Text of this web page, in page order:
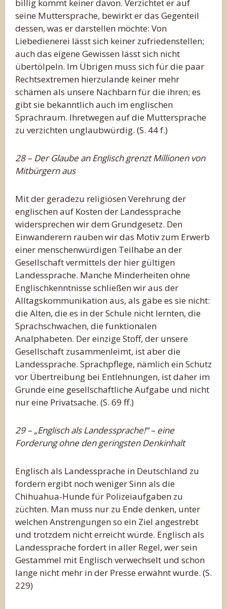
billig kommt keiner davon. Verzichtet er auf
seine Muttersprache, bewirkt er das Gegenteil
dessen, was er darstellen möchte: Von
Liebedienerei lässt sich keiner zufriedenstellen;
auch das eigene Gewissen lässt sich nicht
übertölpeln. Im Übrigen muss sich für die paar
Rechtsextremen hierzulande keiner mehr
schämen als unsere Nachbarn für die ihren; es
gibt sie bekanntlich auch im englischen
Sprachraum. Ihretwegen auf die Muttersprache
zu verzichten unglaubwürdig. (S. 44 f.)
28 – Der Glaube an Englisch grenzt Millionen von
Mitbürgern aus
Mit der geradezu religiösen Verehrung der
englischen auf Kosten der Landessprache
widersprechen wir dem Grundgesetz. Den
Einwanderern rauben wir das Motiv zum Erwerb
einer menschenwürdigen Teilhabe an der
Gesellschaft vermittels der hier gültigen
Landessprache. Manche Minderheiten ohne
Englischkenntnisse schließen wir aus der
Alltagskommunikation aus, als gäbe es sie nicht:
die Alten, die es in der Schule nicht lernten, die
Sprachschwachen, die funktionalen
Analphabeten. Der einzige Stoff, der unsere
Gesellschaft zusammenleimt, ist aber die
Landessprache. Sprachpflege, nämlich ein Schutz
vor Übertreibung bei Entlehnungen, ist daher im
Grunde eine gesellschaftliche Aufgabe und nicht
nur eine Privatsache. (S. 69 ff.)
29 – „Englisch als Landessprache!“ – eine
Forderung ohne den geringsten Denkinhalt
Englisch als Landessprache in Deutschland zu
fordern ergibt noch weniger Sinn als die
Chihuahua-Hunde für Polizeiaufgaben zu
züchten. Man muss nur zu Ende denken, unter
welchen Anstrengungen so ein Ziel angestrebt
und trotzdem nicht erreicht würde. Englisch als
Landessprache fordert in aller Regel, wer sein
Gestammel mit Englisch verwechselt und schon
lange nicht mehr in der Presse erwähnt wurde. (S.
229)